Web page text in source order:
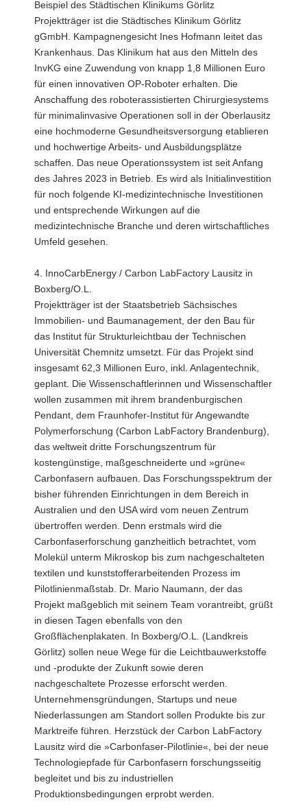
Beispiel des Städtischen Klinikums Görlitz
Projektträger ist die Städtisches Klinikum Görlitz
gGmbH. Kampagnengesicht Ines Hofmann leitet das
Krankenhaus. Das Klinikum hat aus den Mitteln des
InvKG eine Zuwendung von knapp 1,8 Millionen Euro
für einen innovativen OP-Roboter erhalten. Die
Anschaffung des roboterassistierten Chirurgiesystems
für minimalinvasive Operationen soll in der Oberlausitz
eine hochmoderne Gesundheitsversorgung etablieren
und hochwertige Arbeits- und Ausbildungsplätze
schaffen. Das neue Operationssystem ist seit Anfang
des Jahres 2023 in Betrieb. Es wird als Initialinvestition
für noch folgende KI-medizintechnische Investitionen
und entsprechende Wirkungen auf die
medizintechnische Branche und deren wirtschaftliches
Umfeld gesehen.
4. InnoCarbEnergy / Carbon LabFactory Lausitz in
Boxberg/O.L.
Projektträger ist der Staatsbetrieb Sächsisches
Immobilien- und Baumanagement, der den Bau für
das Institut für Strukturleichtbau der Technischen
Universität Chemnitz umsetzt. Für das Projekt sind
insgesamt 62,3 Millionen Euro, inkl. Anlagentechnik,
geplant. Die Wissenschaftlerinnen und Wissenschaftler
wollen zusammen mit ihrem brandenburgischen
Pendant, dem Fraunhofer-Institut für Angewandte
Polymerforschung (Carbon LabFactory Brandenburg),
das weltweit dritte Forschungszentrum für
kostengünstige, maßgeschneiderte und »grüne«
Carbonfasern aufbauen. Das Forschungsspektrum der
bisher führenden Einrichtungen in dem Bereich in
Australien und den USA wird vom neuen Zentrum
übertroffen werden. Denn erstmals wird die
Carbonfaserforschung ganzheitlich betrachtet, vom
Molekül unterm Mikroskop bis zum nachgeschalteten
textilen und kunststofferarbeitenden Prozess im
Pilotlinienmaßstab. Dr. Mario Naumann, der das
Projekt maßgeblich mit seinem Team vorantreibt, grüßt
in diesen Tagen ebenfalls von den
Großflächenplakaten. In Boxberg/O.L. (Landkreis
Görlitz) sollen neue Wege für die Leichtbauwerkstoffe
und -produkte der Zukunft sowie deren
nachgeschaltete Prozesse erforscht werden.
Unternehmensgründungen, Startups und neue
Niederlassungen am Standort sollen Produkte bis zur
Marktreife führen. Herzstück der Carbon LabFactory
Lausitz wird die »Carbonfaser-Pilotlinie«, bei der neue
Technologiepfade für Carbonfasern forschungsseitig
begleitet und bis zu industriellen
Produktionsbedingungen erprobt werden.